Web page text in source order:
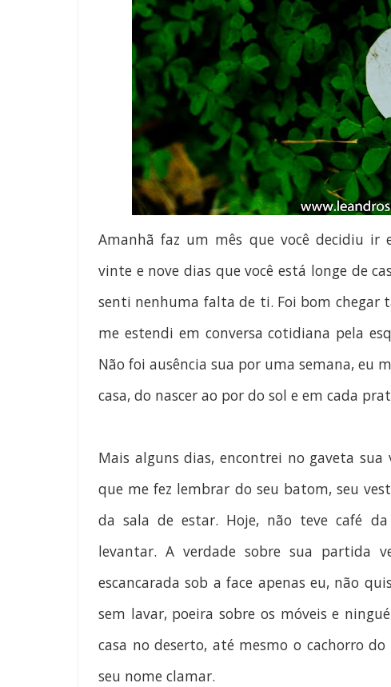
Amanhã faz um mês que você decidiu ir
vinte e nove dias que você está longe de
senti nenhuma falta de ti. Foi bom chegar
me estendi em conversa cotidiana pela
Não foi ausência sua por uma semana, eu
casa, do nascer ao por do sol e em cada
Mais alguns dias, encontrei no gaveta
que me fez lembrar do seu batom, seu
da sala de estar. Hoje, não teve café
levantar. A verdade sobre sua partida
escancarada sob a face apenas eu, não
sem lavar, poeira sobre os móveis e
casa no deserto, até mesmo o cachorro
seu nome clamar.